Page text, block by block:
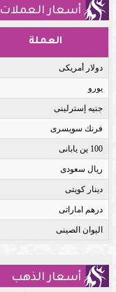
أسعار العملات
العملة
دولار أمريكى
يورو
جنيه إسترلينى
فرنك سويسرى
100 ين يابانى
ريال سعودى
دينار كويتى
درهم اماراتى
اليوان الصينى
أسعار الذهب